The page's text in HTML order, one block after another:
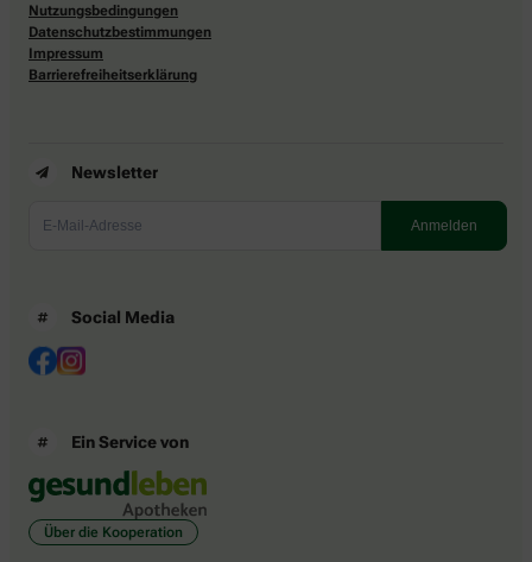
Nutzungsbedingungen
Datenschutzbestimmungen
Impressum
Barrierefreiheitserklärung
Newsletter
Social Media
Ein Service von
Über die Kooperation